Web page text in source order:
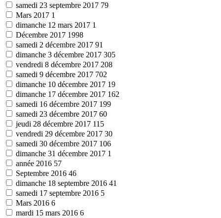
samedi 23 septembre 2017 79
Mars 2017 1
dimanche 12 mars 2017 1
Décembre 2017 1998
samedi 2 décembre 2017 91
dimanche 3 décembre 2017 305
vendredi 8 décembre 2017 208
samedi 9 décembre 2017 702
dimanche 10 décembre 2017 19
dimanche 17 décembre 2017 162
samedi 16 décembre 2017 199
samedi 23 décembre 2017 60
jeudi 28 décembre 2017 115
vendredi 29 décembre 2017 30
samedi 30 décembre 2017 106
dimanche 31 décembre 2017 1
année 2016 57
Septembre 2016 46
dimanche 18 septembre 2016 41
samedi 17 septembre 2016 5
Mars 2016 6
mardi 15 mars 2016 6